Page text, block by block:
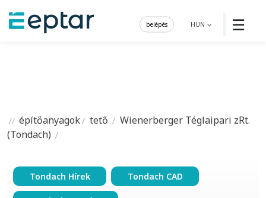
☰
HUN
belépés
építőanyagok tető
Wienerberger Téglaipari zRt.
(Tondach)
Tondach Hírek Tondach CAD